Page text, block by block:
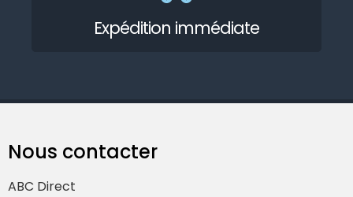
Expédition immédiate
Nous contacter
ABC Direct